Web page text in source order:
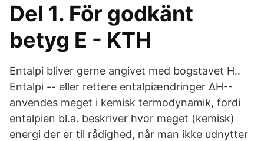
Del 1. För godkänt
betyg E - KTH
Entalpi bliver gerne angivet med bogstavet H..
Entalpi -- eller rettere entalpiændringer ΔH--
anvendes meget i kemisk termodynamik, fordi
entalpien bl.a. beskriver hvor meget (kemisk)
energi der er til rådighed, når man ikke udnytter